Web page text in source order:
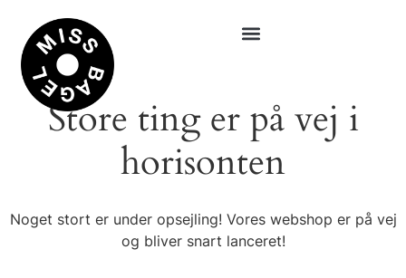
Store ting er på vej i
horisonten
Noget stort er under opsejling! Vores webshop er på vej
og bliver snart lanceret!